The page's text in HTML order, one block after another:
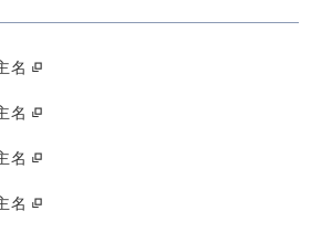
名
名
名
名